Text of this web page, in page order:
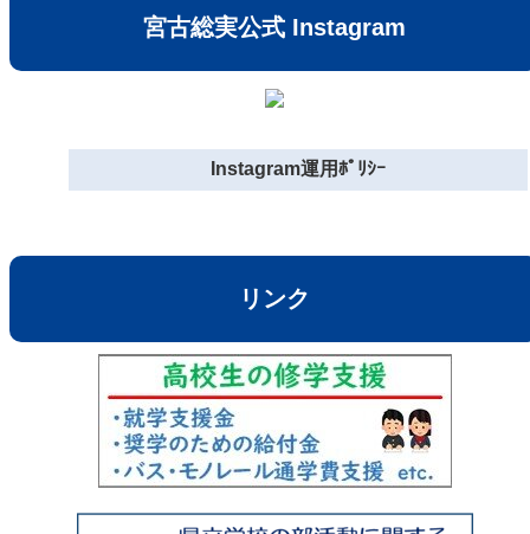
宮古総実公式 Instagram
Instagram運用ﾎﾟﾘｼｰ
リンク